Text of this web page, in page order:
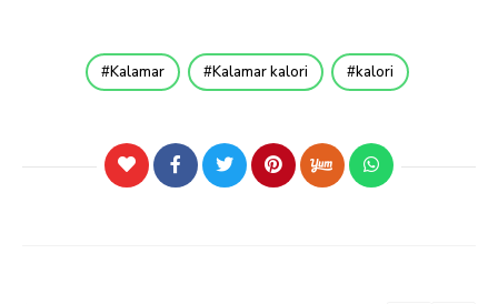
Kalamar Kalamar kalori kalori